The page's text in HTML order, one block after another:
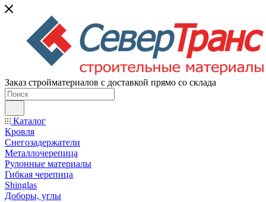
Заказ стройматериалов с доставкой прямо со склада
Каталог
Кровля
Снегозадержатели
Металлочерепица
Рулонные материалы
Гибкая черепица
Shinglas
Доборы, углы